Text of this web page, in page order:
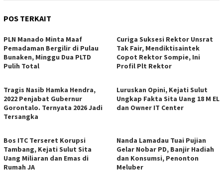
POS TERKAIT
PLN Manado Minta Maaf
Pemadaman Bergilir di Pulau
Bunaken, Minggu Dua PLTD
Pulih Total
Curiga Suksesi Rektor Unsrat
Tak Fair, Mendiktisaintek
Copot Rektor Sompie, Ini
Profil Plt Rektor
Tragis Nasib Hamka Hendra,
2022 Penjabat Gubernur
Gorontalo. Ternyata 2026 Jadi
Tersangka
Luruskan Opini, Kejati Sulut
Ungkap Fakta Sita Uang 18 M EL
dan Owner IT Center
Bos ITC Terseret Korupsi
Tambang, Kejati Sulut Sita
Uang Miliaran dan Emas di
Rumah JA
Nanda Lamadau Tuai Pujian
Gelar Nobar PD, Banjir Hadiah
dan Konsumsi, Penonton
Meluber